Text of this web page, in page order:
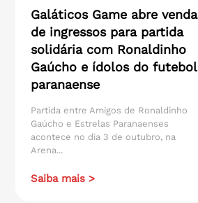
Galáticos Game abre venda
de ingressos para partida
solidária com Ronaldinho
Gaúcho e ídolos do futebol
paranaense
Partida entre Amigos de Ronaldinho
Gaúcho e Estrelas Paranaenses
acontece no dia 3 de outubro, na
Arena...
Saiba mais >